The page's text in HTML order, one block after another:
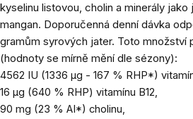
kyselinu listovou, cholin a minerály
mangan. Doporučenná denní dávka
gramům syrových jater. Toto množství
(hodnoty se mírně mění dle sézony):
4562 IU (1336 μg - 167 % RHP*)
16 μg (640 % RHP) vitamínu B12,
90 mg (23 % AI*) cholinu,